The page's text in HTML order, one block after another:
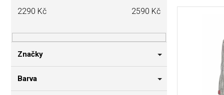
a
n
í
a
2290 Kč 2590 Kč
Značky
Barva
e